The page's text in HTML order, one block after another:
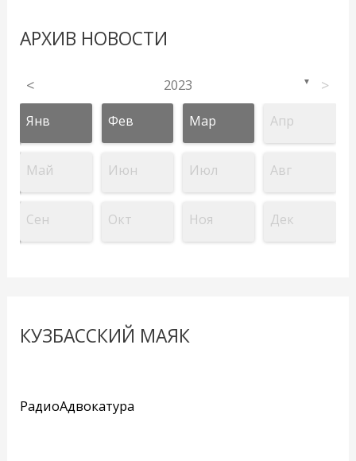
АРХИВ НОВОСТИ
< 2023 ▼ >
Янв Фев Мар Апр
Май Июн Июл Авг
Сен Окт Ноя Дек
КУЗБАССКИЙ МАЯК
РадиоАдвокатура